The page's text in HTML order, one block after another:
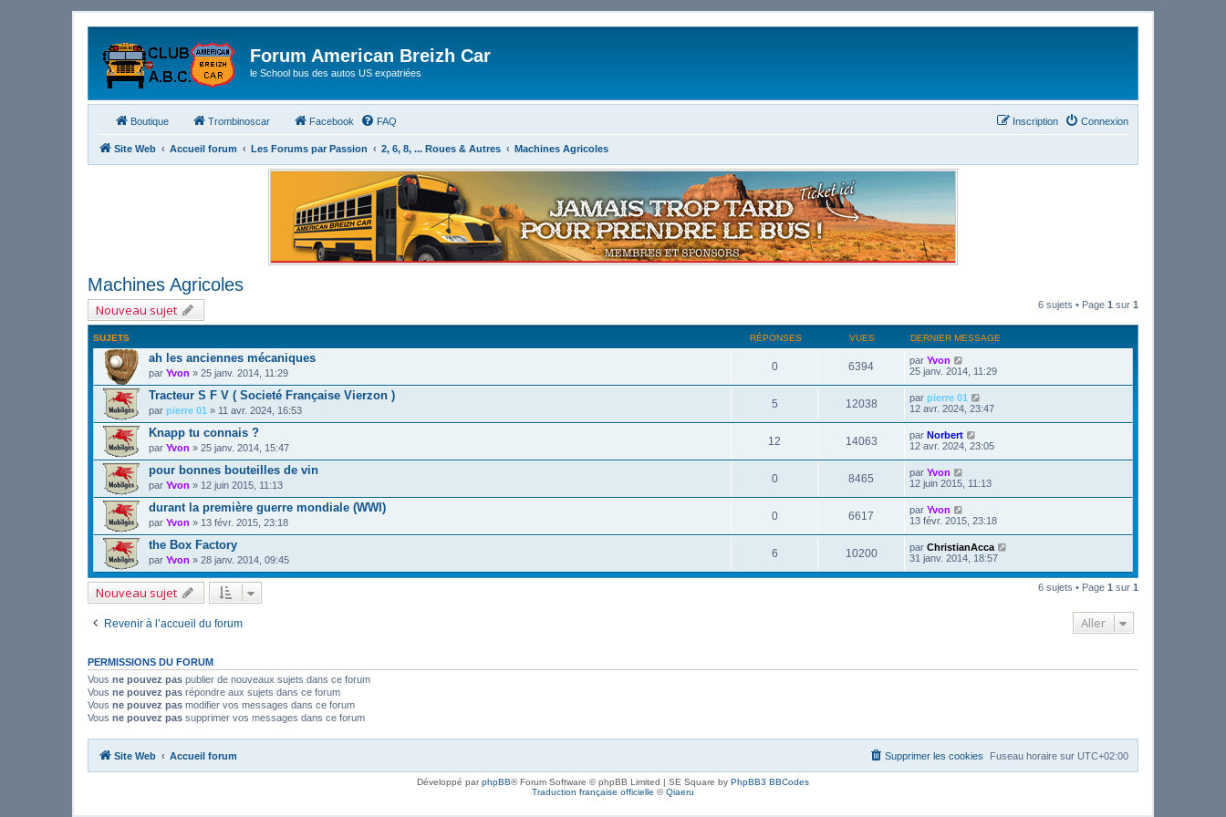
Forum American Breizh Car
le School bus des autos US expatriées
Boutique Trombinoscar Facebook FAQ Connexion
Inscription
Site Web Accueil forum Les Forums par Passion 2, 6, 8, ... Roues & Autres Machines Agricoles
Machines Agricoles
Nouveau sujet 6 sujets • Page 1 sur 1
SUJETS RÉPONSES VUES DERNIER MESSAGE
ah les anciennes mécaniques
par Yvon » 25 janv. 2014, 11:29
0 6394 par Yvon
25 janv. 2014, 11:29
Tracteur S F V ( Societé Française Vierzon )
par pierre 01 » 11 avr. 2024, 16:53
5 12038 par pierre 01
12 avr. 2024, 23:47
Knapp tu connais ?
par Yvon » 25 janv. 2014, 15:47
12 14063 par Norbert
12 avr. 2024, 23:05
pour bonnes bouteilles de vin
par Yvon » 12 juin 2015, 11:13
0 8465 par Yvon
12 juin 2015, 11:13
durant la première guerre mondiale (WWI)
par Yvon » 13 févr. 2015, 23:18
0 6617 par Yvon
13 févr. 2015, 23:18
the Box Factory
par Yvon » 28 janv. 2014, 09:45
6 10200 par ChristianAcca
31 janv. 2014, 18:57
Nouveau sujet 6 sujets • Page 1 sur 1
Revenir à l’accueil du forum Aller
PERMISSIONS DU FORUM
Vous ne pouvez pas publier de nouveaux sujets dans ce forum
Vous ne pouvez pas répondre aux sujets dans ce forum
Vous ne pouvez pas modifier vos messages dans ce forum
Vous ne pouvez pas supprimer vos messages dans ce forum
Site Web Accueil forum Fuseau horaire sur UTC+02:00
Supprimer les cookies
Développé parphpBB® Forum Software © phpBB Limited | SE Square by PhpBB3 BBCodes
Traduction française officielle ©Qiaeru